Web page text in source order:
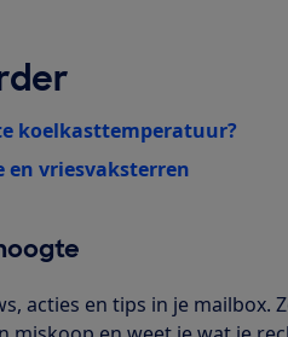
koelkasttemperatuur?
en vriesvaksterren
acties en tips in je mailbox.